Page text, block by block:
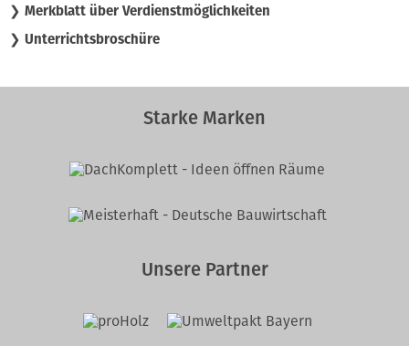
❯ Merkblatt über Verdienstmöglichkeiten
❯ Unterrichtsbroschüre
Starke Marken
Unsere Partner